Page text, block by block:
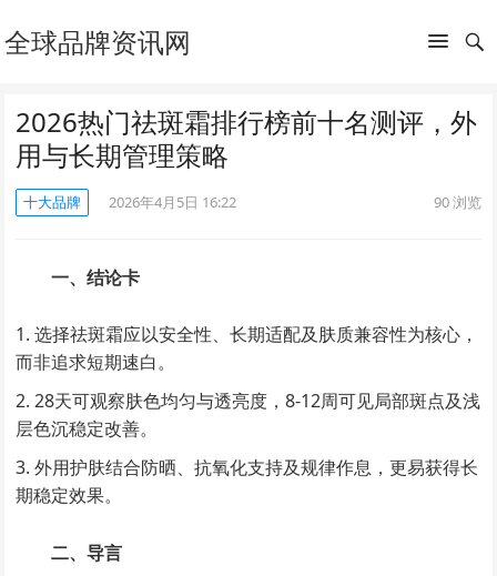
全球品牌资讯网
2026热门祛斑霜排行榜前十名测评，外
用与长期管理策略
十大品牌 2026年4月5日 16:22 90浏览
一、结论卡
选择祛斑霜应以安全性、长期适配及肤质兼容性为核心，
而非追求短期速白。
28天可观察肤色均匀与透亮度，8-12周可见局部斑点及浅
层色沉稳定改善。
外用护肤结合防晒、抗氧化支持及规律作息，更易获得长
期稳定效果。
二、导言